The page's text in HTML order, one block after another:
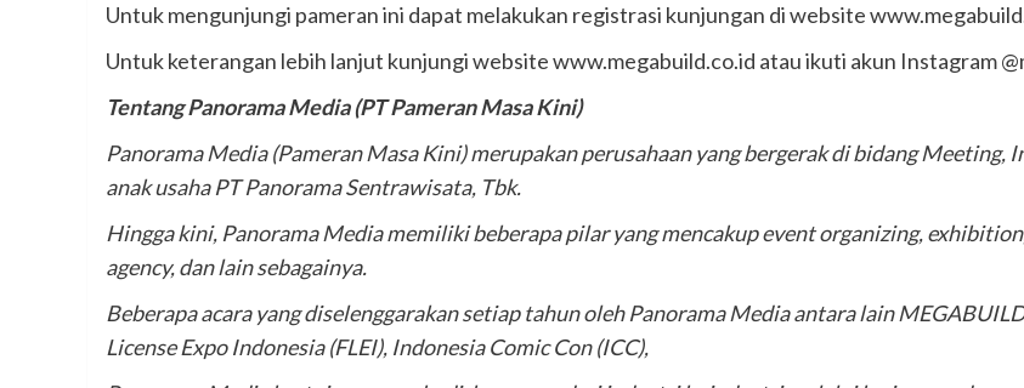
Untuk mengunjungi pameran ini dapat melakukan registrasi kunjungan di website
Untuk keterangan lebih lanjut kunjungi website www.megabuild.co.id atau ikuti akun Instagram
Tentang Panorama Media (PT Pameran Masa Kini)
Panorama Media (Pameran Masa Kini) merupakan perusahaan yang bergerak di bidang
anak usaha PT Panorama Sentrawisata, Tbk.
Hingga kini, Panorama Media memiliki beberapa pilar yang mencakup event organizing,
agency, dan lain sebagainya.
Beberapa acara yang diselenggarakan setiap tahun oleh Panorama Media antara lain
License Expo Indonesia (FLEI), Indonesia Comic Con (ICC),